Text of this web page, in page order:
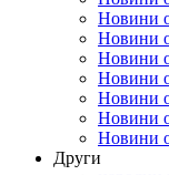
Новини
Новини
Новини
Новини
Новини
Новини
Новини
Други